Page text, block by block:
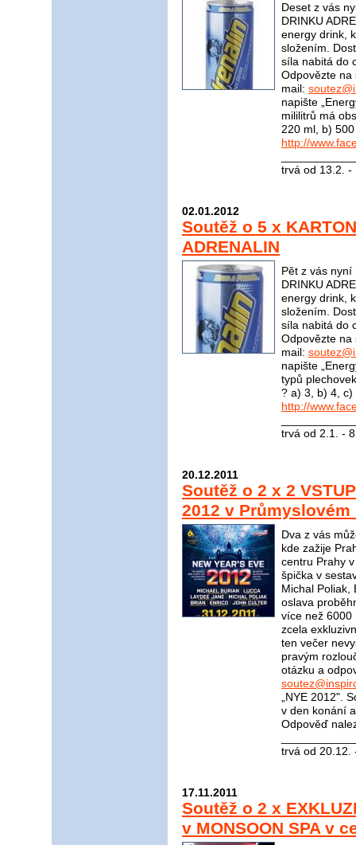
Deset z vás
DRINKU
energy drink,
složením.
síla nabitá do
Odpovězte na
mail:
napište
mililitrů má
220 ml, b)
http://
trvá od 13.2.
02.01.2012
Soutěž o 5 x
ADRENALIN
Pět z vás nyní
DRINKU
energy drink,
složením.
síla nabitá do
Odpovězte na
mail:
napište
typů
? a) 3, b) 4,
http://
trvá od 2.1. -
20.12.2011
Soutěž o 2 x 2
2012 v Průmyslovém
Dva z vás
kde zažije
centru Prahy
špička v
Michal Poliak,
oslava
více než 6000
zcela
ten večer
pravým
otázku a
„NYE 2012".
v den konání
Odpověď
trvá od
17.11.2011
Soutěž o 2 x
v MONSOON SPA v